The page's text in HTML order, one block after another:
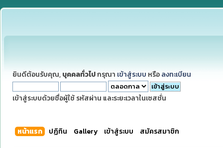
ยินดีต้อนรับคุณ, บุคคลทั่วไปกรุณา เข้าสู่ระบบ หรือ ลงทะเบียน
เข้าสู่ระบบด้วยชื่อผู้ใช้ รหัสผ่าน และระยะเวลาในเซสชั่น
หน้าแรก ปฏิทิน Gallery เข้าสู่ระบบ สมัครสมาชิก